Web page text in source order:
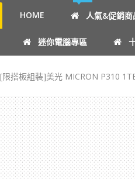
HOME 人氣&促銷商
迷你電腦專區
[限搭板組裝]美光 MICRON P310